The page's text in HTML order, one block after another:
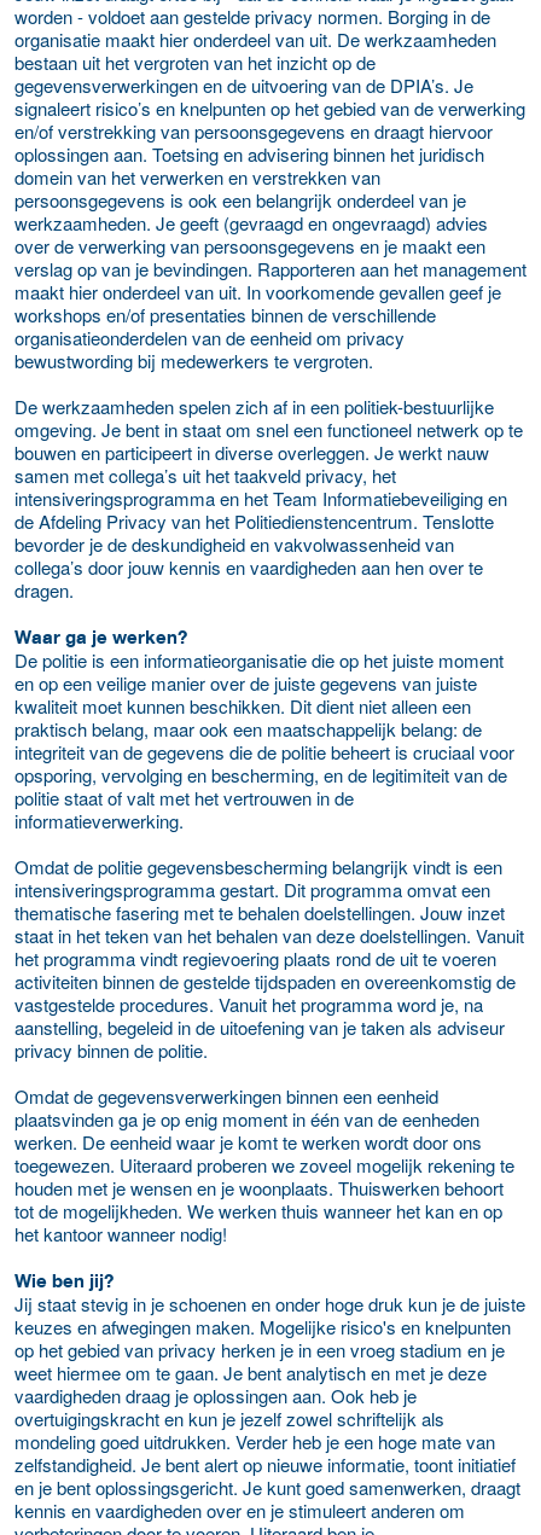
worden - voldoet aan gestelde privacy normen. Borging in de
organisatie maakt hier onderdeel van uit. De werkzaamheden
bestaan uit het vergroten van het inzicht op de
gegevensverwerkingen en de uitvoering van de DPIA’s. Je
signaleert risico’s en knelpunten op het gebied van de verwerking
en/of verstrekking van persoonsgegevens en draagt hiervoor
oplossingen aan. Toetsing en advisering binnen het juridisch
domein van het verwerken en verstrekken van
persoonsgegevens is ook een belangrijk onderdeel van je
werkzaamheden. Je geeft (gevraagd en ongevraagd) advies
over de verwerking van persoonsgegevens en je maakt een
verslag op van je bevindingen. Rapporteren aan het management
maakt hier onderdeel van uit. In voorkomende gevallen geef je
workshops en/of presentaties binnen de verschillende
organisatieonderdelen van de eenheid om privacy
bewustwording bij medewerkers te vergroten.
De werkzaamheden spelen zich af in een politiek-bestuurlijke
omgeving. Je bent in staat om snel een functioneel netwerk op te
bouwen en participeert in diverse overleggen. Je werkt nauw
samen met collega’s uit het taakveld privacy, het
intensiveringsprogramma en het Team Informatiebeveiliging en
de Afdeling Privacy van het Politiedienstencentrum. Tenslotte
bevorder je de deskundigheid en vakvolwassenheid van
collega’s door jouw kennis en vaardigheden aan hen over te
dragen.
Waar ga je werken?
De politie is een informatieorganisatie die op het juiste moment
en op een veilige manier over de juiste gegevens van juiste
kwaliteit moet kunnen beschikken. Dit dient niet alleen een
praktisch belang, maar ook een maatschappelijk belang: de
integriteit van de gegevens die de politie beheert is cruciaal voor
opsporing, vervolging en bescherming, en de legitimiteit van de
politie staat of valt met het vertrouwen in de
informatieverwerking.
Omdat de politie gegevensbescherming belangrijk vindt is een
intensiveringsprogramma gestart. Dit programma omvat een
thematische fasering met te behalen doelstellingen. Jouw inzet
staat in het teken van het behalen van deze doelstellingen. Vanuit
het programma vindt regievoering plaats rond de uit te voeren
activiteiten binnen de gestelde tijdspaden en overeenkomstig de
vastgestelde procedures. Vanuit het programma word je, na
aanstelling, begeleid in de uitoefening van je taken als adviseur
privacy binnen de politie.
Omdat de gegevensverwerkingen binnen een eenheid
plaatsvinden ga je op enig moment in één van de eenheden
werken. De eenheid waar je komt te werken wordt door ons
toegewezen. Uiteraard proberen we zoveel mogelijk rekening te
houden met je wensen en je woonplaats. Thuiswerken behoort
tot de mogelijkheden. We werken thuis wanneer het kan en op
het kantoor wanneer nodig!
Wie ben jij?
Jij staat stevig in je schoenen en onder hoge druk kun je de juiste
keuzes en afwegingen maken. Mogelijke risico's en knelpunten
op het gebied van privacy herken je in een vroeg stadium en je
weet hiermee om te gaan. Je bent analytisch en met je deze
vaardigheden draag je oplossingen aan. Ook heb je
overtuigingskracht en kun je jezelf zowel schriftelijk als
mondeling goed uitdrukken. Verder heb je een hoge mate van
zelfstandigheid. Je bent alert op nieuwe informatie, toont initiatief
en je bent oplossingsgericht. Je kunt goed samenwerken, draagt
kennis en vaardigheden over en je stimuleert anderen om